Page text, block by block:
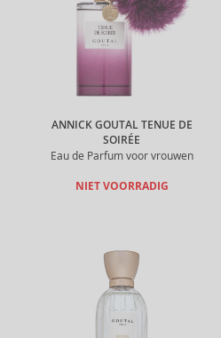
ANNICK GOUTAL TENUE DE
SOIRÉE
Eau de Parfum voor vrouwen
NIET VOORRADIG